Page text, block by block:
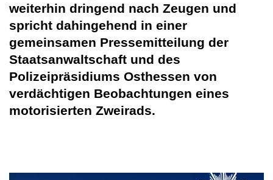
weiterhin dringend nach Zeugen und
spricht dahingehend in einer
gemeinsamen Pressemitteilung der
Staatsanwaltschaft und des
Polizeipräsidiums Osthessen von
verdächtigen Beobachtungen eines
motorisierten Zweirads.